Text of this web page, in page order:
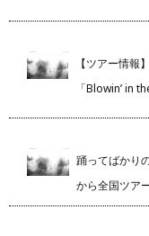
【ツアー情報
「Blowin’ in
踊ってばかり
から全国ツア